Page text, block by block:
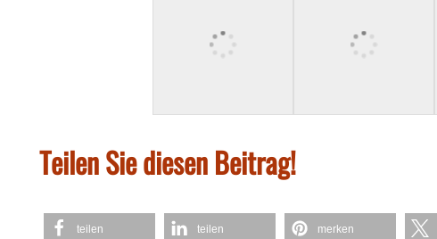
Teilen Sie diesen Beitrag!
teilen teilen merken